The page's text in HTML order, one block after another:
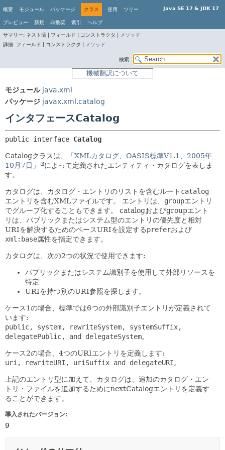
Java SE 17 & JDK 17
概要 モジュール パッケージ クラス 使用 ツリー
プレビュー 新規 非推奨 索引 ヘルプ
サマリー: ネスト済 | フィールド | コンストラクタ |
メソッド
詳細: フィールド | コンストラクタ | メソッド
検索:
機械翻訳について
モジュール java.xml
パッケージ javax.xml.catalog
インタフェースCatalog
public interface Catalog
Catalogクラスは、
「XMLカタログ、OASIS標準V1.1、2005年
10月7日」
によって定義されたエンティティ・カタログを表しま
す。
カタログは、カタログ・エントリのリストを含むルート catalog
エントリを含むXMLファイルです。
エントリは、 groupエントリ
でグループ化することもできます。
catalogおよびgroupエント
リは、パブリックまたはシステム型のエントリの優先度と相対
URIを解決するためのベースURIを設定するpreferおよび
xml:base属性を指定できます。
カタログは、次の2つの状況で使用できます:
パブリックまたはシステム識別子を使用して外部リソースを
特定
URIを持つ別のURI参照を探します。
ケース1の場合、標準では6つの外部識別子エントリが定義されて
います:
public, system, rewriteSystem, systemSuffix,
delegatePublic, and delegateSystem。
ケース2の場合、4つのURIエントリを定義します:
uri, rewriteURI, uriSuffix and delegateURI。
上記のエントリ型に加えて、カタログは、追加のカタログ・エン
トリ・ファイルを追加するためにnextCatalogエントリを定義す
ることができます。
導入されたバージョン:
9